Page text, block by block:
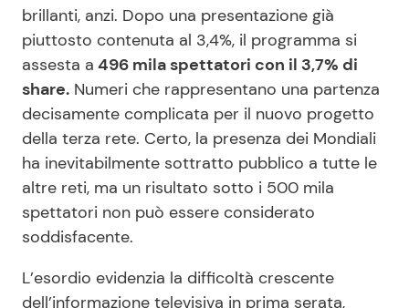
brillanti, anzi. Dopo una presentazione già
piuttosto contenuta al 3,4%, il programma si
assesta a 496 mila spettatori con il 3,7% di
share. Numeri che rappresentano una partenza
decisamente complicata per il nuovo progetto
della terza rete. Certo, la presenza dei Mondiali
ha inevitabilmente sottratto pubblico a tutte le
altre reti, ma un risultato sotto i 500 mila
spettatori non può essere considerato
soddisfacente.
L’esordio evidenzia la difficoltà crescente
dell’informazione televisiva in prima serata,